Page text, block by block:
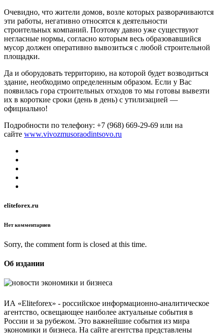
Очевидно, что жители домов, возле которых разворачиваются
эти работы, негативно относятся к деятельности
строительных компаний. Поэтому давно уже существуют
негласные нормы, согласно которым весь образовавшийся
мусор должен оперативно вывозиться с любой строительной
площадки.
Да и оборудовать территорию, на которой будет возводиться
здание, необходимо определенным образом. Если у Вас
появилась гора строительных отходов то мы готовы вывезти
их в короткие сроки (день в день) с утилизацией —
официально!
Подробности по телефону: +7 (968) 669-29-69 или на
сайте www.vivozmusoraodintsovo.ru
eliteforex.ru
Нет комментариев
Sorry, the comment form is closed at this time.
Об издании
ИА «Eliteforex» - российское информационно-аналитическое
агентство, освещающее наиболее актуальные события в
России и за рубежом. Это важнейшие события из мира
экономики и бизнеса. На сайте агентства представлены